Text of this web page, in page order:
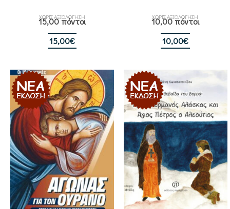
ΧΩΡΙΣ ΑΞΙΟΛΟΓΗΣΗ
15,00 πόντοι
15,00€
ΧΩΡΙΣ ΑΞΙΟΛΟΓΗΣΗ
10,00 πόντοι
10,00€